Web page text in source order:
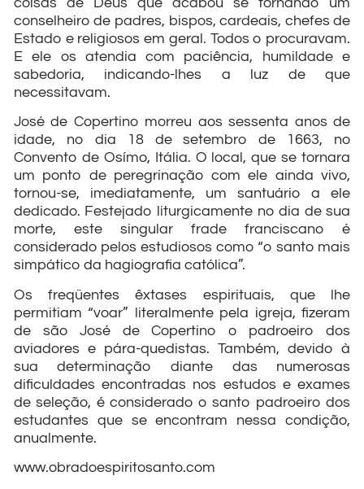
conselheiro de padres, bispos, cardeais, chefes de
Estado e religiosos em geral. Todos o procuravam.
E ele os atendia com paciência, humildade e
sabedoria, indicando-lhes a luz de que
necessitavam.
José de Copertino morreu aos sessenta anos de
idade, no dia 18 de setembro de 1663, no
Convento de Osímo, Itália. O local, que se tornara
um ponto de peregrinação com ele ainda vivo,
tornou-se, imediatamente, um santuário a ele
dedicado. Festejado liturgicamente no dia de sua
morte, este singular frade franciscano é
considerado pelos estudiosos como “o santo mais
simpático da hagiografia católica”.
Os freqüentes êxtases espirituais, que lhe
permitiam “voar” literalmente pela igreja, fizeram
de são José de Copertino o padroeiro dos
aviadores e pára-quedistas. Também, devido à
sua determinação diante das numerosas
dificuldades encontradas nos estudos e exames
de seleção, é considerado o santo padroeiro dos
estudantes que se encontram nessa condição,
anualmente.
www.obradoespiritosanto.com